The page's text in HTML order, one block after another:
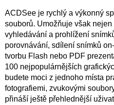
ACDSee je rychlý a výkonný
souborů. Umožňuje však
vyhledávání a prohlížení
porovnávání, sdílení snímků
tvorbu Flash nebo PDF
100 nejpopulárnějších
budete moci z jednoho místa
fotografiemi, zvukovými
přináší ještě přehlednější